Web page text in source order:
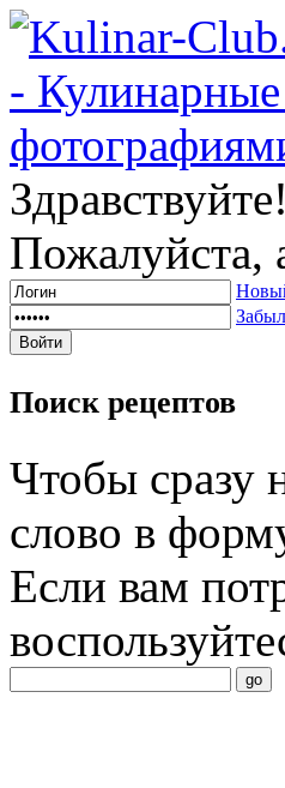
Здравствуйте!
Пожалуйста,
Забыл
Поиск рецептов
Чтобы сразу
слово в
Если вам